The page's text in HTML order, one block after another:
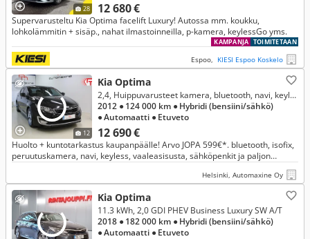
28 12 680 €
Supervarusteltu Kia Optima facelift Luxury! Autossa mm. koukku,
lohkolämmitin + sisäp., nahat ilmastoinneilla, p-kamera, keylessGo yms.
TOIMITETAAN
KAMPANJA
Espoo, KIESI Espoo Koskelo
12
Kia Optima
12 690 €
2,4, Huippuvarusteet kamera, bluetooth, navi, keyless, sähköpenkkit, isofix, xenon ja paljon muuta.
2012 ● 124 000 km ● Hybridi (bensiini/sähkö)
● Automaatti ● Etuveto
Huolto + kuntotarkastus kaupanpäälle! Arvo JOPA 599€*. bluetooth, isofix,
peruutuskamera, navi, keyless, vaaleasisusta, sähköpenkit ja paljon
Helsinki, Automaxine Oy
Kia Optima
11.3 kWh, 2,0 GDI PHEV Business Luxury SW A/T
2018 ● 182 000 km ● Hybridi (bensiini/sähkö)
● Automaatti ● Etuveto